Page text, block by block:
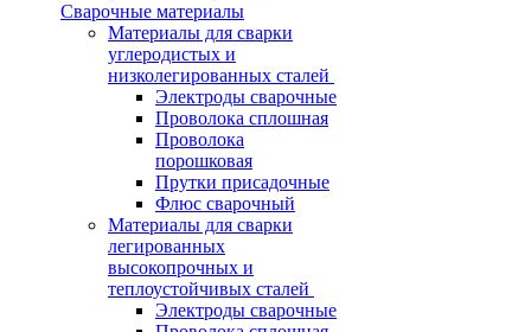
Сварочные материалы
Материалы для сварки
углеродистых и
низколегированных сталей
Электроды сварочные
Проволока сплошная
Проволока
порошковая
Прутки присадочные
Флюс сварочный
Материалы для сварки
легированных
высокопрочных и
теплоустойчивых сталей
Электроды сварочные